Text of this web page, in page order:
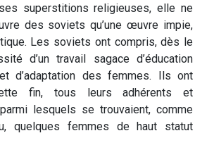
superstitions religieuses, elle ne
des soviets qu’une œuvre impie,
Les soviets ont compris, dès le
d’un travail sagace d’éducation
d’adaptation des femmes. Ils ont
fin, tous leurs adhérents et
lesquels se trouvaient, comme
quelques femmes de haut statut